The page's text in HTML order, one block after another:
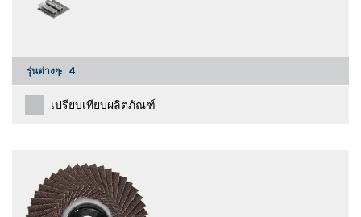
รุ่นต่างๆ: 4
เปรียบเทียบผลิตภัณฑ์